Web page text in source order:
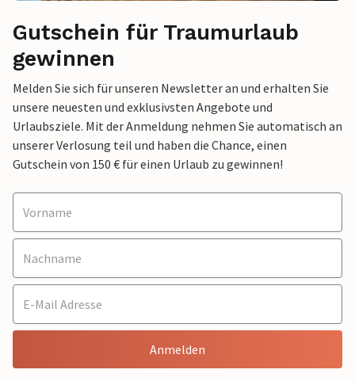
Gutschein für Traumurlaub
gewinnen
Melden Sie sich für unseren Newsletter an und erhalten Sie
unsere neuesten und exklusivsten Angebote und
Urlaubsziele. Mit der Anmeldung nehmen Sie automatisch an
unserer Verlosung teil und haben die Chance, einen
Gutschein von 150 € für einen Urlaub zu gewinnen!
Anmelden